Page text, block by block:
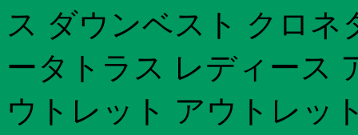
ス ダウンベスト クロ
ータトラス レディース
ウトレット アウトレッ